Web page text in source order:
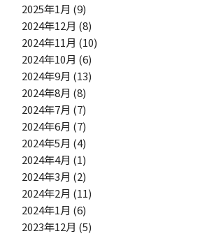
2025年1月 (9)
2024年12月 (8)
2024年11月 (10)
2024年10月 (6)
2024年9月 (13)
2024年8月 (8)
2024年7月 (7)
2024年6月 (7)
2024年5月 (4)
2024年4月 (1)
2024年3月 (2)
2024年2月 (11)
2024年1月 (6)
2023年12月 (5)